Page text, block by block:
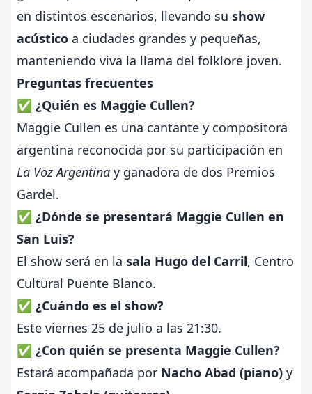
en distintos escenarios, llevando su show
acústico a ciudades grandes y pequeñas,
manteniendo viva la llama del folklore joven.
Preguntas frecuentes
✅ ¿Quién es Maggie Cullen?
Maggie Cullen es una cantante y compositora
argentina reconocida por su participación en
La Voz Argentina y ganadora de dos Premios
Gardel.
✅ ¿Dónde se presentará Maggie Cullen en
San Luis?
El show será en la sala Hugo del Carril, Centro
Cultural Puente Blanco.
✅ ¿Cuándo es el show?
Este viernes 25 de julio a las 21:30.
✅ ¿Con quién se presenta Maggie Cullen?
Estará acompañada por Nacho Abad (piano) y